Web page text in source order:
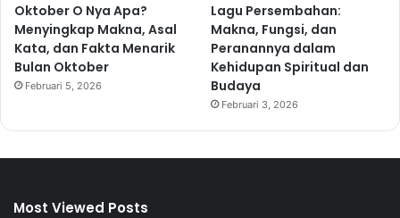
Oktober O Nya Apa?
Menyingkap Makna, Asal
Kata, dan Fakta Menarik
Bulan Oktober
Februari 5, 2026
Lagu Persembahan:
Makna, Fungsi, dan
Peranannya dalam
Kehidupan Spiritual dan
Budaya
Februari 3, 2026
Most Viewed Posts